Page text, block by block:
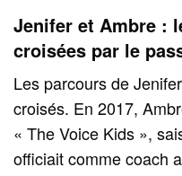
Jenifer et Ambre :
croisées par le
Les parcours de
croisés. En 2017,
« The Voice Kids »,
officiait comme coach